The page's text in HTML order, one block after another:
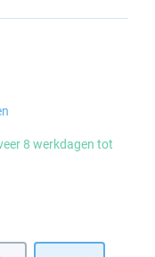
8 werkdagen tot